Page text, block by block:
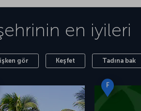
en iyileri
gör Keşfet Tadına bak
F